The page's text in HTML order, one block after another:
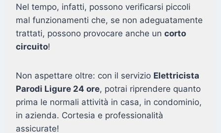
Nel tempo, infatti, possono verificarsi piccoli
mal funzionamenti che, se non adeguatamente
trattati, possono provocare anche un corto
circuito!
Non aspettare oltre: con il servizio Elettricista
Parodi Ligure 24 ore, potrai riprendere quanto
prima le normali attività in casa, in condominio,
in azienda. Cortesia e professionalità
assicurate!